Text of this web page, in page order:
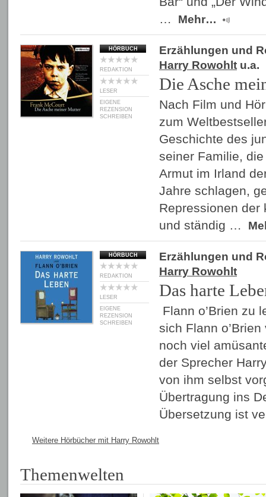
…
Mehr…
HÖRBUCH
REDAKTION
LESER
EIGENE
REZENSION
SCHREIBEN
Erzählungen und
Harry Rowohlt u.a.
Die Asche
Nach Film und
zum
Geschichte des
seiner Familie,
Armut im Irland
Jahre schlagen,
Repressionen der
und ständig …
HÖRBUCH
REDAKTION
LESER
EIGENE
REZENSION
SCHREIBEN
Erzählungen und
Harry Rowohlt
Das harte
Flann o’Brien zu
sich Flann
noch viel
der Sprecher
von ihm selbst
Übertragung ins
Übersetzung ist
Weitere Hörbücher mit Harry Rowohlt
Themenwelten